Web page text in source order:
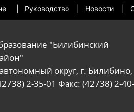
Руководство Новости
"Билибинский
округ, г. Билибино,
2-35-01 Факс: (42738) 2-